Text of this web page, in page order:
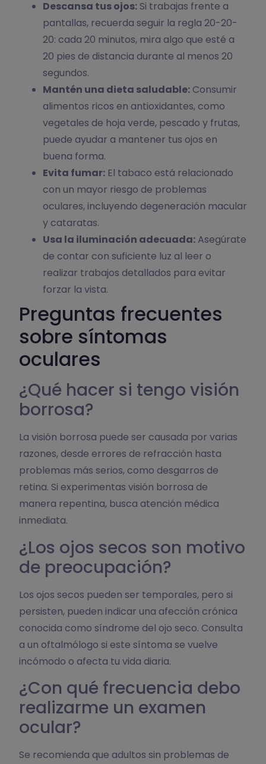
Descansa tus ojos: Si trabajas frente a
pantallas, recuerda seguir la regla 20-20-
20: cada 20 minutos, mira algo que esté a
20 pies de distancia durante al menos 20
segundos.
Mantén una dieta saludable: Consumir
alimentos ricos en antioxidantes, como
vegetales de hoja verde, pescado y frutas,
puede ayudar a mantener tus ojos en
buena forma.
Evita fumar: El tabaco está relacionado
con un mayor riesgo de problemas
oculares, incluyendo degeneración macular
y cataratas.
Usa la iluminación adecuada: Asegúrate
de contar con suficiente luz al leer o
realizar trabajos detallados para evitar
forzar la vista.
Preguntas frecuentes
sobre síntomas
oculares
¿Qué hacer si tengo visión
borrosa?
La visión borrosa puede ser causada por varias
razones, desde errores de refracción hasta
problemas más serios, como desgarros de
retina. Si experimentas visión borrosa de
manera repentina, busca atención médica
inmediata.
¿Los ojos secos son motivo
de preocupación?
Los ojos secos pueden ser temporales, pero si
persisten, pueden indicar una afección crónica
conocida como síndrome del ojo seco. Consulta
a un oftalmólogo si este síntoma se vuelve
incómodo o afecta tu vida diaria.
¿Con qué frecuencia debo
realizarme un examen
ocular?
Se recomienda que adultos sin problemas de